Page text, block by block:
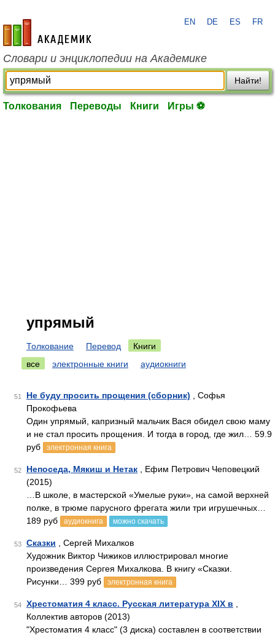
academic.ru
EN DE ES FR
Словари и энциклопедии на Академике
Найти!
Толкования Переводы Книги Игры ⚽
упрямый
Толкование Перевод
Книги
все
электронные книги аудиокниги
51 Не буду просить прощения (сборник) , Софья
Прокофьева
Один упрямый, капризный мальчик Вася обидел свою маму
и не стал просить прощения. И тогда в город, где жил… 59.9
руб
электронная книга
52 Непоседа, Мякиш и Нетак , Ефим Петрович Чеповецкий
(2015)
…В школе, в мастерской «Умелые руки», на самой верхней
полке, в трюме парусного фрегата жили три игрушечных…
189 руб
аудиокнига можно скачать
53 Сказки , Сергей Михалков
Художник Виктор Чижиков иллюстрировал многие
произведения Сергея Михалкова. В книгу «Сказки.
Рисунки… 399 руб
электронная книга
54 Хрестоматия 4 класс. Русская литература XIX в
Коллектив авторов (2013)
"Хрестоматия 4 класс" (3 диска) составлен в соответствии